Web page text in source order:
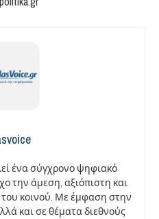
ένα σύγχρονο ψηφιακό
την άμεση, αξιόπιστη και
κοινού. Με έμφαση στην
και σε θέματα διεθνούς